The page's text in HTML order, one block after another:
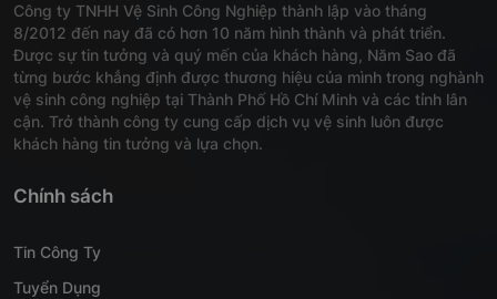
Công ty TNHH Vệ Sinh Công Nghiệp thành lập vào tháng
8/2012 đến nay đã có hơn 10 năm hình thành và phát triển.
Được sự tin tưởng và quý mến của khách hàng, Năm Sao đã
từng bước khẳng định được thương hiệu của mình trong nghành
vệ sinh công nghiệp tại Thành Phố Hồ Chí Minh và các tỉnh lân
cận. Trở thành công ty cung cấp dịch vụ vệ sinh luôn được
khách hàng tin tưởng và lựa chọn.
Chính sách
Tin Công Ty
Tuyển Dụng